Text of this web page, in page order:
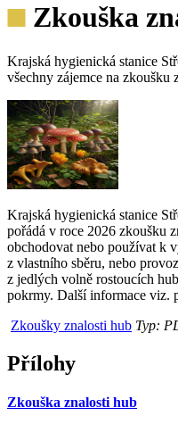
Zkouška
Krajská hygienická stanice
všechny zájemce na zkoušku
Krajská hygienická stanice
pořádá v roce 2026 zkoušku
obchodovat nebo používat k
z vlastního sběru, nebo
z jedlých volně rostoucích
pokrmy. Další informace viz.
Zkoušky znalosti hub Typ:
Přílohy
Zkouška znalosti hub